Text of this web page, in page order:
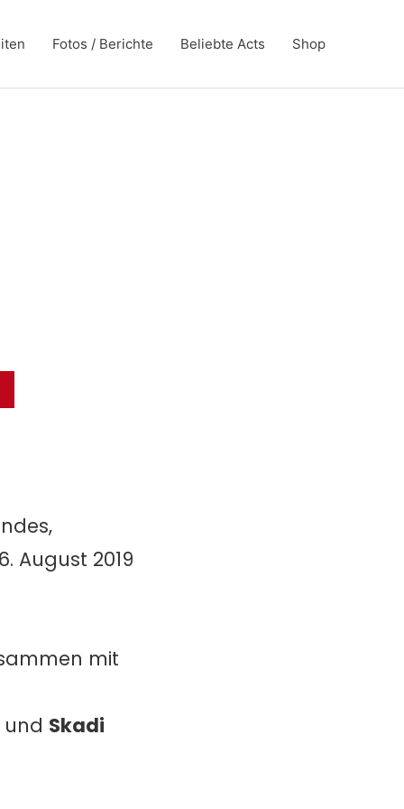
Fotos / Berichte Beliebte Acts Shop
August 2019
mit
Skadi